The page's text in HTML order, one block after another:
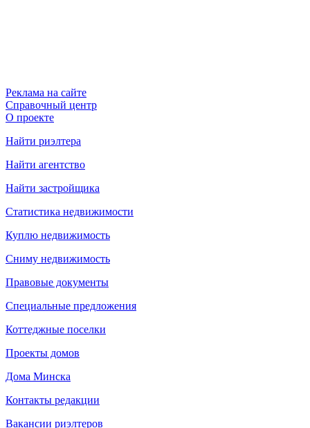
Реклама на сайте
Справочный центр
О проекте
Найти риэлтера
Найти агентство
Найти застройщика
Статистика недвижимости
Куплю недвижимость
Сниму недвижимость
Правовые документы
Специальные предложения
Коттеджные поселки
Проекты домов
Дома Минска
Контакты редакции
Вакансии риэлтеров